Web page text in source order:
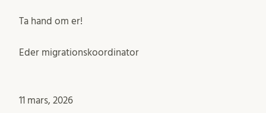
Ta hand om er!
Eder migrationskoordinator
11 mars, 2026